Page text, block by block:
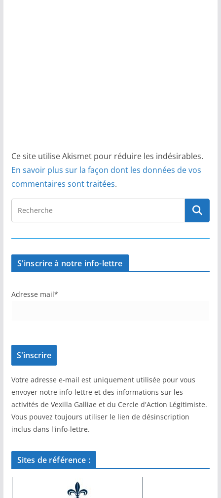
Ce site utilise Akismet pour réduire les indésirables.
En savoir plus sur la façon dont les données de vos
commentaires sont traitées.
S'inscrire à notre info-lettre
Adresse mail*
Votre adresse e-mail est uniquement utilisée pour vous
envoyer notre info-lettre et des informations sur les
activités de Vexilla Galliae et du Cercle d'Action Légitimiste.
Vous pouvez toujours utiliser le lien de désinscription
inclus dans l'info-lettre.
Sites de référence :